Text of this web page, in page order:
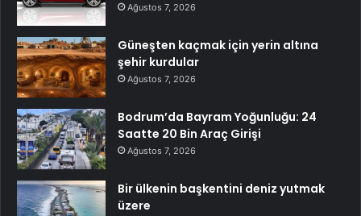
Ağustos 7, 2026
Güneşten kaçmak için yerin altına
şehir kurdular
Ağustos 7, 2026
Bodrum’da Bayram Yoğunluğu: 24
Saatte 20 Bin Araç Girişi
Ağustos 7, 2026
Bir ülkenin başkentini deniz yutmak
üzere